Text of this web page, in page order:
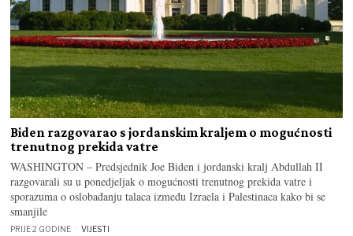
Biden razgovarao s jordanskim kraljem o mogućnosti
trenutnog prekida vatre
WASHINGTON – Predsjednik Joe Biden i jordanski kralj Abdullah II
razgovarali su u ponedjeljak o mogućnosti trenutnog prekida vatre i
sporazuma o oslobađanju talaca između Izraela i Palestinaca kako bi se
smanjile
PRIJE 2 GODINE VIJESTI